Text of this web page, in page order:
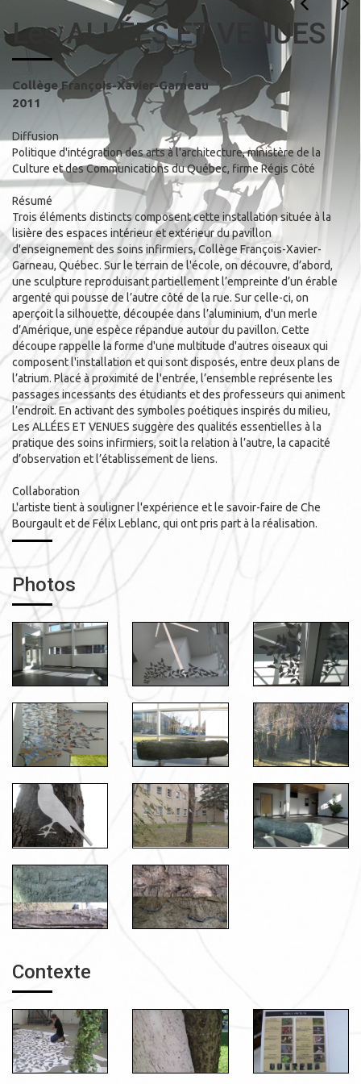
Les ALLÉES ET VENUES
Collège François-Xavier-Garneau
2011
Diffusion
Politique d'intégration des arts à l'architecture, ministère de la
Culture et des Communications du Québec, firme Régis Côté
Résumé
Trois éléments distincts composent cette installation située à la
lisière des espaces intérieur et extérieur du pavillon
d'enseignement des soins infirmiers, Collège François-Xavier-
Garneau, Québec. Sur le terrain de l'école, on découvre, d’abord,
une sculpture reproduisant partiellement l’empreinte d’un érable
argenté qui pousse de l’autre côté de la rue. Sur celle-ci, on
aperçoit la silhouette, découpée dans l’aluminium, d'un merle
d’Amérique, une espèce répandue autour du pavillon. Cette
découpe rappelle la forme d'une multitude d'autres oiseaux qui
composent l'installation et qui sont disposés, entre deux plans de
l’atrium. Placé à proximité de l'entrée, l’ensemble représente les
passages incessants des étudiants et des professeurs qui animent
l’endroit. En activant des symboles poétiques inspirés du milieu,
Les ALLÉES ET VENUES suggère des qualités essentielles à la
pratique des soins infirmiers, soit la relation à l’autre, la capacité
d’observation et l’établissement de liens.
Collaboration
L'artiste tient à souligner l'expérience et le savoir-faire de Che
Bourgault et de Félix Leblanc, qui ont pris part à la réalisation.
Photos
Contexte